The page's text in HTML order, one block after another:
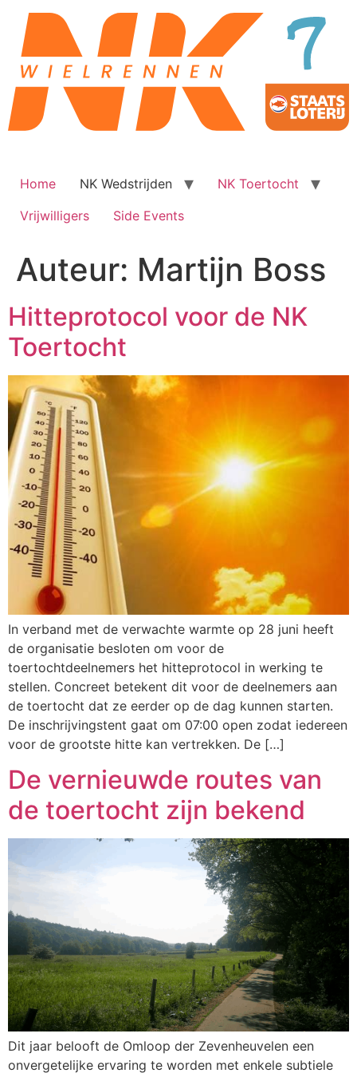
naar
inhoud
Home NK Wedstrijden
NK Toertocht
Vrijwilligers
Side Events
Auteur: Martijn Boss
Hitteprotocol voor de NK
Toertocht
In verband met de verwachte warmte op 28 juni heeft
de organisatie besloten om voor de
toertochtdeelnemers het hitteprotocol in werking te
stellen. Concreet betekent dit voor de deelnemers aan
de toertocht dat ze eerder op de dag kunnen starten.
De inschrijvingstent gaat om 07:00 open zodat iedereen
voor de grootste hitte kan vertrekken. De […]
De vernieuwde routes van
de toertocht zijn bekend
Dit jaar belooft de Omloop der Zevenheuvelen een
onvergetelijke ervaring te worden met enkele subtiele